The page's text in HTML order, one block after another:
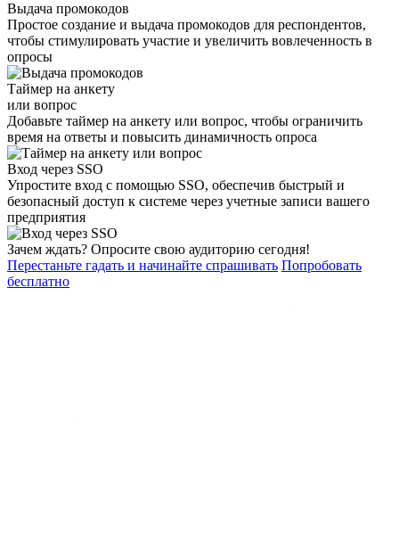
Выдача промокодов
Простое создание и выдача промокодов для респондентов,
чтобы стимулировать участие и увеличить вовлеченность в
опросы
Таймер на анкету
или вопрос
Добавьте таймер на анкету или вопрос, чтобы ограничить
время на ответы и повысить динамичность опроса
Вход через SSO
Упростите вход с помощью SSO, обеспечив быстрый и
безопасный доступ к системе через учетные записи вашего
предприятия
Зачем ждать? Опросите свою аудиторию сегодня!
Перестаньте гадать и начинайте спрашивать Попробовать
бесплатно